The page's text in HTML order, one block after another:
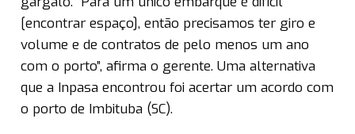
[encontrar espaço], então precisamos ter giro e
volume e de contratos de pelo menos um ano
com o porto”, afirma o gerente. Uma alternativa
que a Inpasa encontrou foi acertar um acordo com
o porto de Imbituba (SC).